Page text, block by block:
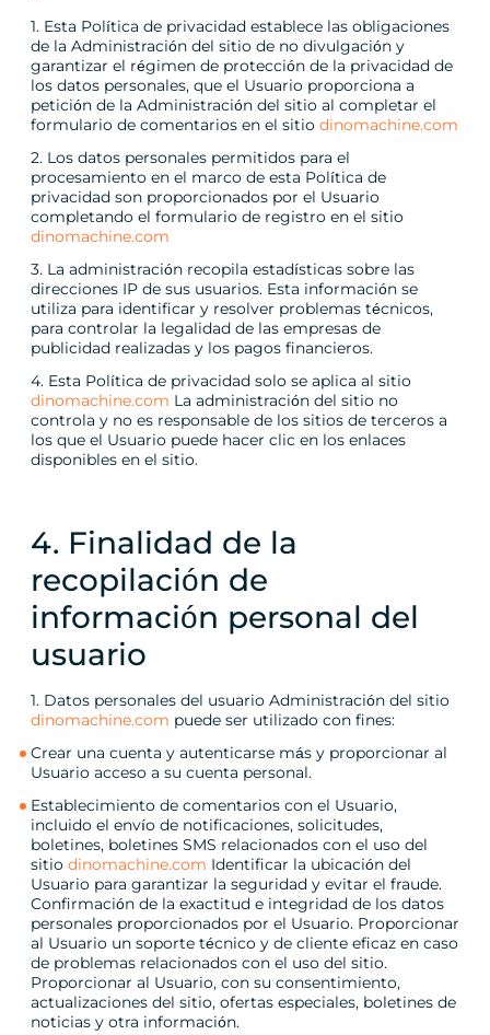
1. Esta Política de privacidad establece las obligaciones
de la Administración del sitio de no divulgación y
garantizar el régimen de protección de la privacidad de
los datos personales, que el Usuario proporciona a
petición de la Administración del sitio al completar el
formulario de comentarios en el sitio dinomachine.com
2. Los datos personales permitidos para el
procesamiento en el marco de esta Política de
privacidad son proporcionados por el Usuario
completando el formulario de registro en el sitio
dinomachine.com
3. La administración recopila estadísticas sobre las
direcciones IP de sus usuarios. Esta información se
utiliza para identificar y resolver problemas técnicos,
para controlar la legalidad de las empresas de
publicidad realizadas y los pagos financieros.
4. Esta Política de privacidad solo se aplica al sitio
dinomachine.com La administración del sitio no
controla y no es responsable de los sitios de terceros a
los que el Usuario puede hacer clic en los enlaces
disponibles en el sitio.
4. Finalidad de la
recopilación de
información personal del
usuario
1. Datos personales del usuario Administración del sitio
dinomachine.com puede ser utilizado con fines:
Crear una cuenta y autenticarse más y proporcionar al
Usuario acceso a su cuenta personal.
Establecimiento de comentarios con el Usuario,
incluido el envío de notificaciones, solicitudes,
boletines, boletines SMS relacionados con el uso del
sitio dinomachine.com Identificar la ubicación del
Usuario para garantizar la seguridad y evitar el fraude.
Confirmación de la exactitud e integridad de los datos
personales proporcionados por el Usuario. Proporcionar
al Usuario un soporte técnico y de cliente eficaz en caso
de problemas relacionados con el uso del sitio.
Proporcionar al Usuario, con su consentimiento,
actualizaciones del sitio, ofertas especiales, boletines de
noticias y otra información.